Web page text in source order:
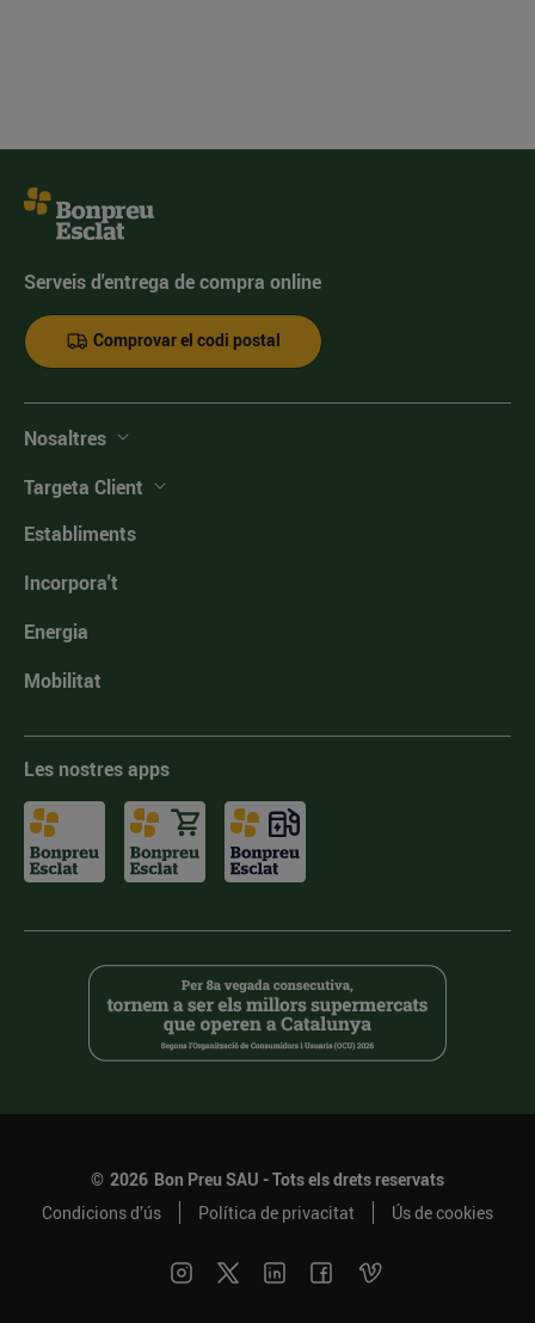
Serveis d'entrega de compra online
Comprovar el codi postal
Nosaltres
Targeta Client
Establiments
Incorpora't
Energia
Mobilitat
Les nostres apps
© 2026 Bon Preu SAU - Tots els drets reservats
Condicions d’ús
Política de privacitat Ús de cookies